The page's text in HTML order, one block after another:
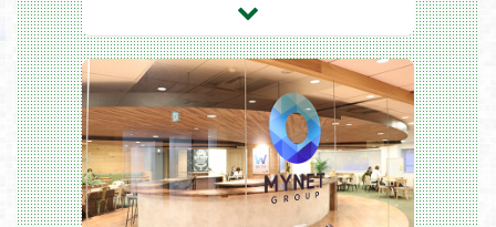
＜メリハリをつけた働き方が可能です！＞
・月に1回の出社を除き、リモート対応が
可能です。
※移管案件や、新規開発案件にアサインさ
れた際には、出社いただくこともあります
・全社平均残業時間は20時間前後です。
・入社日に付与されるリフレッシュ休暇
（4日分）を活用し、プライベートとのメ
リハリをつけてご就業いただくことが可能
です！
イル集客SaaS等、複数の事業創出を経
て、
直近はゲームタイトルを買い取り運営する
セカンダリー形式を主軸に事業成長をはか
ってきました。
ゲーム事業ではゲームタイトルを買い取り
運営するセカンダリー形式にとどまらず、
運営だけお任せいただく受託形式、共に運
営を行う協業形式など、国内最大数の30
本弱のタイトルを様々な形式で運営してい
ます。